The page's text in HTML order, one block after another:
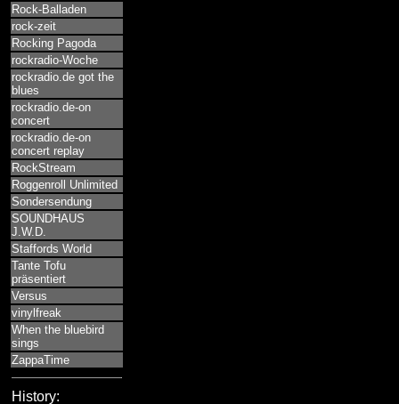
Rock-Balladen
rock-zeit
Rocking Pagoda
rockradio-Woche
rockradio.de got the
blues
rockradio.de-on
concert
rockradio.de-on
concert replay
RockStream
Roggenroll Unlimited
Sondersendung
SOUNDHAUS
J.W.D.
Staffords World
Tante Tofu
präsentiert
Versus
vinylfreak
When the bluebird
sings
ZappaTime
History: